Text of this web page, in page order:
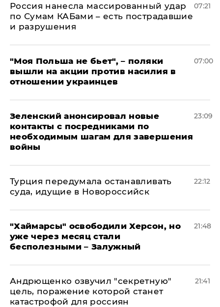
Россия нанесла массированный удар
по Сумам КАБами – есть пострадавшие
и разрушения
07:21
"Моя Польша не бьет", – поляки
вышли на акции против насилия в
отношении украинцев
07:00
Зеленский анонсировал новые
контакты с посредниками по
необходимым шагам для завершения
войны
23:09
Турция передумала останавливать
суда, идущие в Новороссийск
22:12
"Хаймарсы" освободили Херсон, но
уже через месяц стали
бесполезными – Залужный
21:48
Андрющенко озвучил "секретную"
цель, поражение которой станет
катастрофой для россиян
21:41